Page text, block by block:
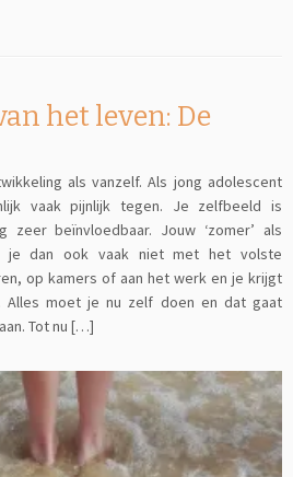
het leven: De
als vanzelf. Als jong adolescent
vaak pijnlijk tegen. Je zelfbeeld is
beïnvloedbaar. Jouw ‘zomer’ als
je dan ook vaak niet met het volste
op kamers of aan het werk en je krijgt
Alles moet je nu zelf doen en dat gaat
Tot nu […]